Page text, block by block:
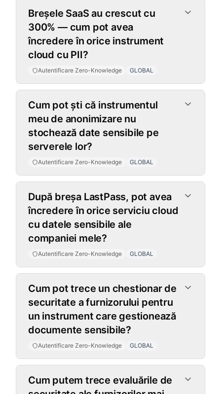
Breșele SaaS au crescut cu
300% — cum pot avea
încredere în orice instrument
cloud cu PII?
Autentificare Zero-Knowledge GLOBAL
Cum pot ști că instrumentul
meu de anonimizare nu
stochează date sensibile pe
serverele lor?
Autentificare Zero-Knowledge GLOBAL
După breșa LastPass, pot avea
încredere în orice serviciu cloud
cu datele sensibile ale
companiei mele?
Autentificare Zero-Knowledge GLOBAL
Cum pot trece un chestionar de
securitate a furnizorului pentru
un instrument care gestionează
documente sensibile?
Autentificare Zero-Knowledge GLOBAL
Cum putem trece evaluările de